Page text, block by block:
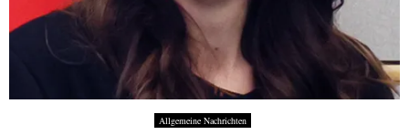
Allgemeine Nachrichten